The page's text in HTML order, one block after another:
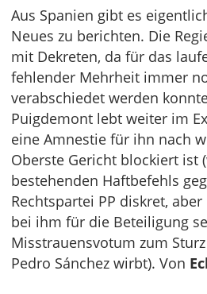
Aus Spanien gibt es
Neues zu berichten. Die
mit Dekreten, da für das
fehlender Mehrheit immer
verabschiedet werden
Puigdemont lebt weiter im
eine Amnestie für ihn nach
Oberste Gericht blockiert ist
bestehenden Haftbefehls
Rechtspartei PP diskret,
bei ihm für die Beteiligung
Misstrauensvotum zum
Pedro Sánchez wirbt). Von